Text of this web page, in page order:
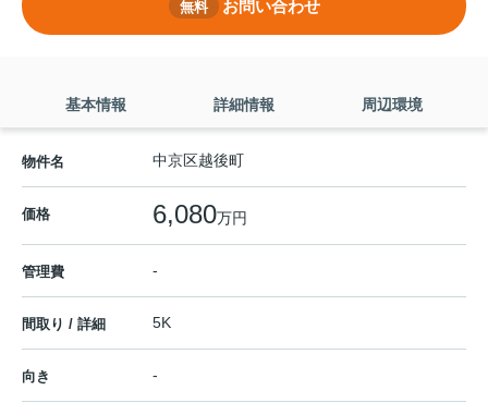
無料 お問い合わせ
基本情報 詳細情報 周辺環境
物件名 中京区越後町
価格 6,080万円
管理費 -
間取り / 詳細 5K
向き -